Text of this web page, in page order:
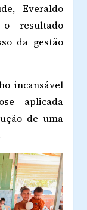
Everaldo
resultado
da gestão
incansável
aplicada
de uma